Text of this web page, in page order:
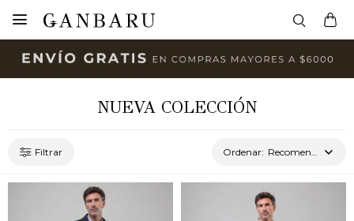

NUEVA COLECCIÓN
Recomendados